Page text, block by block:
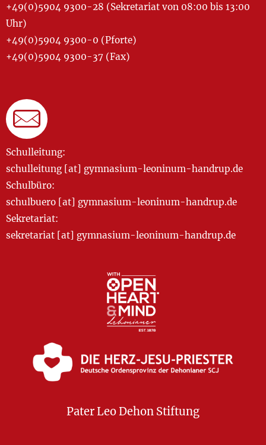
+49(0)5904 9300-28 (Sekretariat von 08:00 bis 13:00
Uhr)
+49(0)5904 9300-0 (Pforte)
+49(0)5904 9300-37 (Fax)
Schulleitung:
schulleitung [at] gymnasium-leoninum-handrup.de
Schulbüro:
schulbuero [at] gymnasium-leoninum-handrup.de
Sekretariat:
sekretariat [at] gymnasium-leoninum-handrup.de
Pater Leo Dehon Stiftung